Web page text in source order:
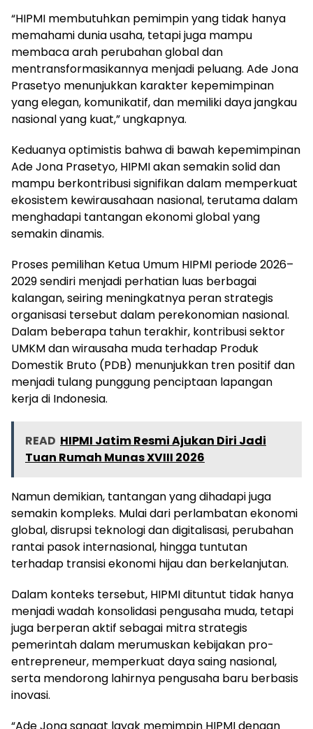
“HIPMI membutuhkan pemimpin yang tidak hanya
memahami dunia usaha, tetapi juga mampu
membaca arah perubahan global dan
mentransformasikannya menjadi peluang. Ade Jona
Prasetyo menunjukkan karakter kepemimpinan
yang elegan, komunikatif, dan memiliki daya jangkau
nasional yang kuat,” ungkapnya.
Keduanya optimistis bahwa di bawah kepemimpinan
Ade Jona Prasetyo, HIPMI akan semakin solid dan
mampu berkontribusi signifikan dalam memperkuat
ekosistem kewirausahaan nasional, terutama dalam
menghadapi tantangan ekonomi global yang
semakin dinamis.
Proses pemilihan Ketua Umum HIPMI periode 2026–
2029 sendiri menjadi perhatian luas berbagai
kalangan, seiring meningkatnya peran strategis
organisasi tersebut dalam perekonomian nasional.
Dalam beberapa tahun terakhir, kontribusi sektor
UMKM dan wirausaha muda terhadap Produk
Domestik Bruto (PDB) menunjukkan tren positif dan
menjadi tulang punggung penciptaan lapangan
kerja di Indonesia.
READ HIPMI Jatim Resmi Ajukan Diri Jadi
Tuan Rumah Munas XVIII 2026
Namun demikian, tantangan yang dihadapi juga
semakin kompleks. Mulai dari perlambatan ekonomi
global, disrupsi teknologi dan digitalisasi, perubahan
rantai pasok internasional, hingga tuntutan
terhadap transisi ekonomi hijau dan berkelanjutan.
Dalam konteks tersebut, HIPMI dituntut tidak hanya
menjadi wadah konsolidasi pengusaha muda, tetapi
juga berperan aktif sebagai mitra strategis
pemerintah dalam merumuskan kebijakan pro-
entrepreneur, memperkuat daya saing nasional,
serta mendorong lahirnya pengusaha baru berbasis
inovasi.
“Ade Jona sangat layak memimpin HIPMI dengan